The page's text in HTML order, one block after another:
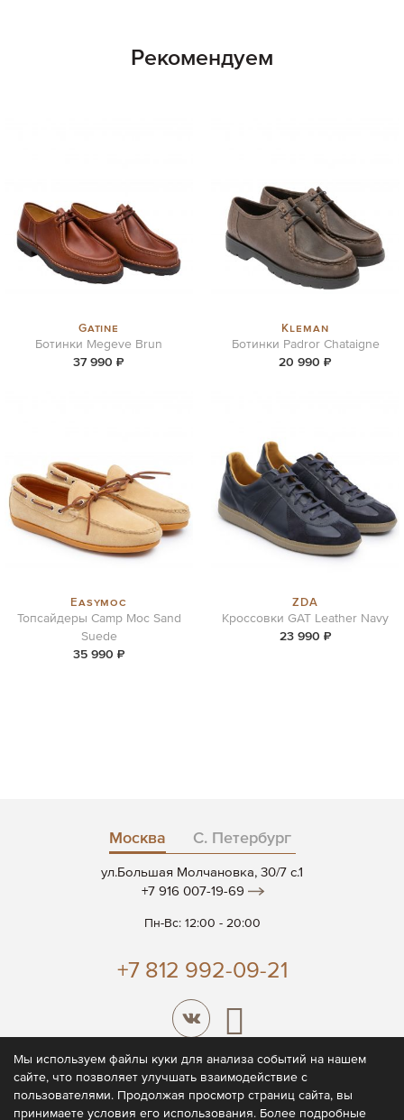
Рекомендуем
Gatine
Ботинки Megeve Brun
37 990 ₽
Kleman
Ботинки Padror Chataigne
20 990 ₽
Easymoc
Топсайдеры Camp Moc Sand
Suede
35 990 ₽
ZDA
Кроссовки GAT Leather Navy
23 990 ₽
Москва С. Петербург
ул.Большая Молчановка, 30/7 c.1
+7 916 007-19-69
Пн-Вс: 12:00 - 20:00
+7 812 992-09-21
Политика конфиденциальности
Мы используем файлы куки для анализа событий на нашем
сайте, что позволяет улучшать взаимодействие с
пользователями. Продолжая просмотр страниц сайта, вы
принимаете условия его использования. Более подробные